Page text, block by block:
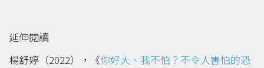
延伸閱讀
楊舒婷（2022），《你好大、我不怕？不令人害怕的恐